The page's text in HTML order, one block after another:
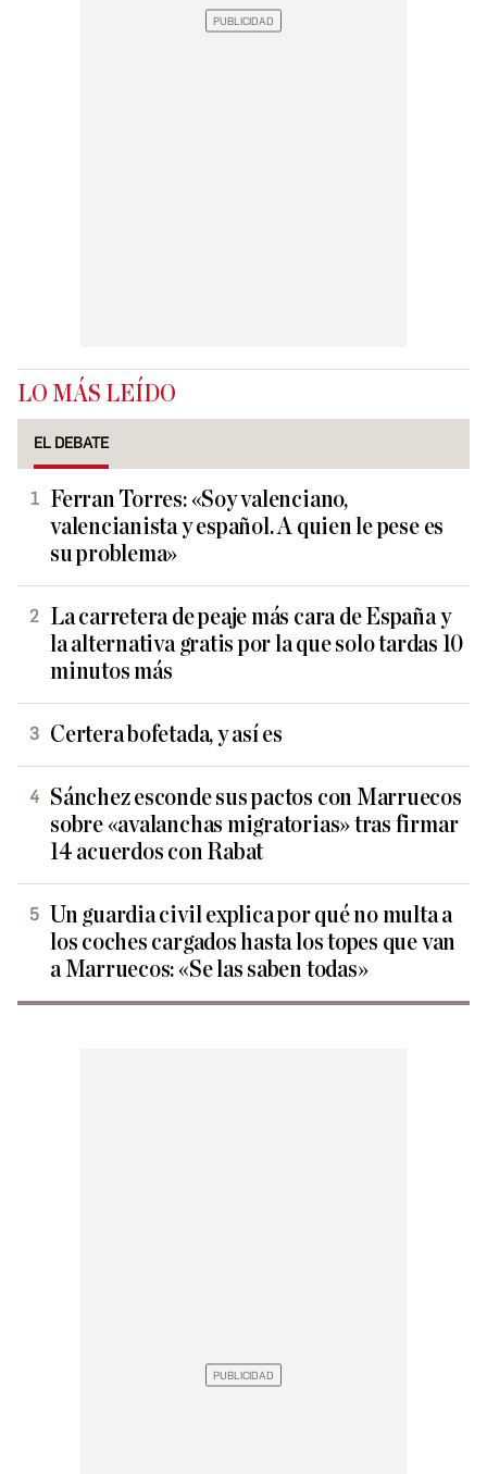
LO MÁS LEÍDO
EL DEBATE
Ferran Torres: «Soy valenciano,
valencianista y español. A quien le pese es
su problema»
La carretera de peaje más cara de España y
la alternativa gratis por la que solo tardas 10
minutos más
Certera bofetada, y así es
Sánchez esconde sus pactos con Marruecos
sobre «avalanchas migratorias» tras firmar
14 acuerdos con Rabat
Un guardia civil explica por qué no multa a
los coches cargados hasta los topes que van
a Marruecos: «Se las saben todas»